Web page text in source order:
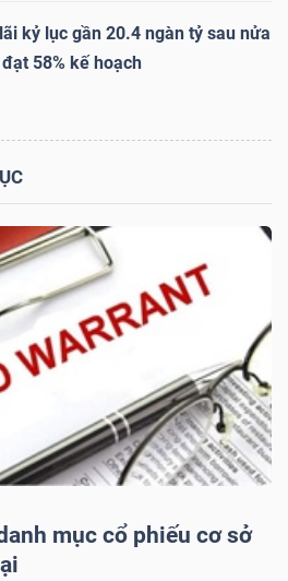
kỷ lục gần 20.4 ngàn tỷ sau nửa
58% kế hoạch
mục cổ phiếu cơ sở